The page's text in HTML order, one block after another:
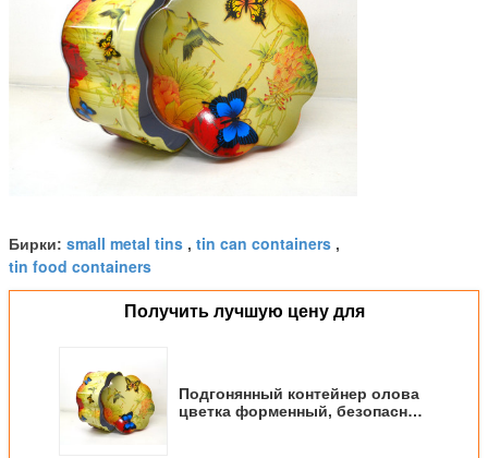
Бирки: small metal tins , tin can containers ,
tin food containers
Получить лучшую цену для
Подгонянный контейнер олова
цветка форменный, безопасные